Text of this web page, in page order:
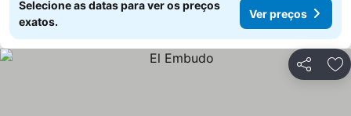
Selecione as datas para ver os preços
exatos.
Ver preços
Partilhar